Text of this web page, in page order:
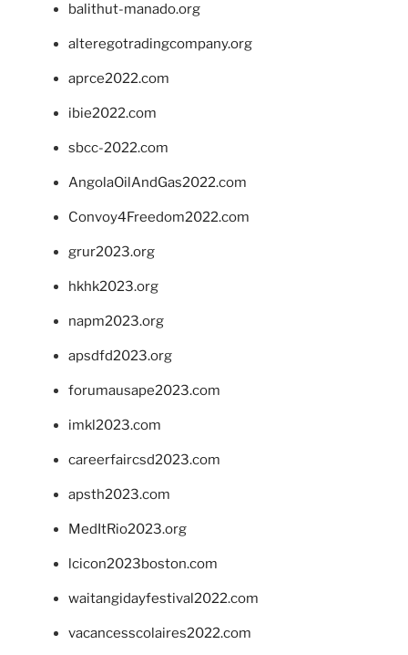
balithut-manado.org
alteregotradingcompany.org
aprce2022.com
ibie2022.com
sbcc-2022.com
AngolaOilAndGas2022.com
Convoy4Freedom2022.com
grur2023.org
hkhk2023.org
napm2023.org
apsdfd2023.org
forumausape2023.com
imkl2023.com
careerfaircsd2023.com
apsth2023.com
MedItRio2023.org
lcicon2023boston.com
waitangidayfestival2022.com
vacancesscolaires2022.com